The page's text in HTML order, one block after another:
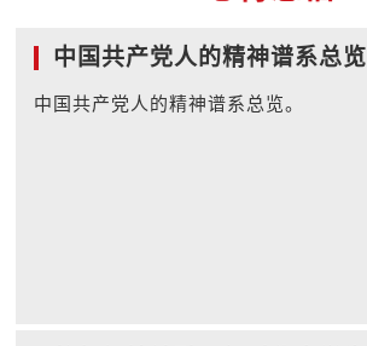
中国共产党人的精神谱系总览
中国共产党人的精神谱系总览。